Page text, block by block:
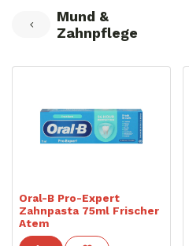
Mund &
Zahnpflege
Oral-B Pro-Expert
Zahnpasta 75ml Frischer
Atem